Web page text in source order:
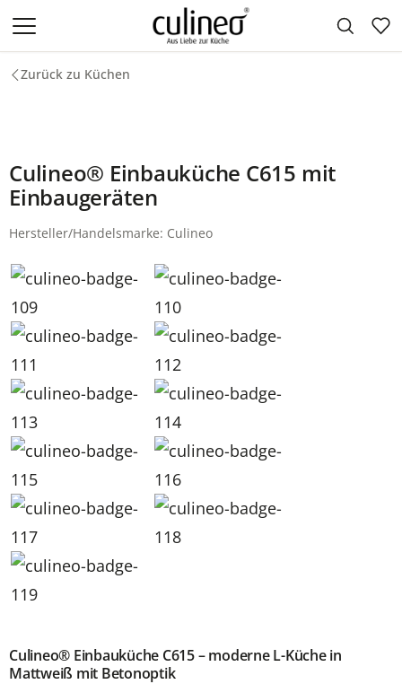
Zum Hauptinhalt springen
Zurück zu Küchen
Culineo® Einbauküche C615 mit
Einbaugeräten
Hersteller/Handelsmarke: Culineo
Culineo® Einbauküche C615 – moderne L-Küche in
Mattweiß mit Betonoptik